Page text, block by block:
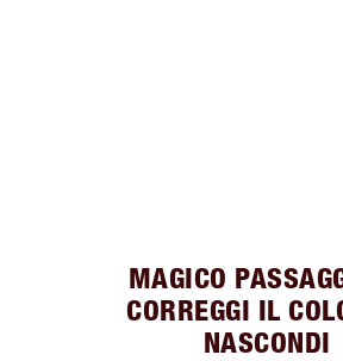
MAGICO
CORREGGI IL
NASCONDI